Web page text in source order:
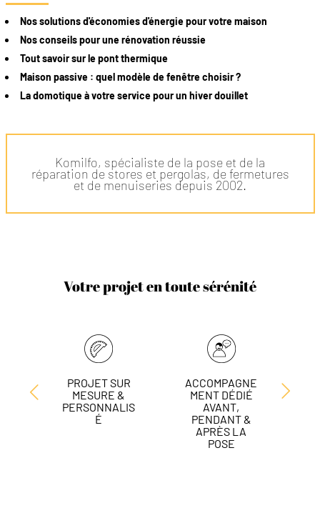
Nos solutions d'économies d'énergie pour votre maison
Nos conseils pour une rénovation réussie
Tout savoir sur le pont thermique
Maison passive : quel modèle de fenêtre choisir ?
La domotique à votre service pour un hiver douillet
Komilfo, spécialiste de la pose et de la
réparation de stores et pergolas, de fermetures
et de menuiseries depuis 2002.
Votre projet en toute sérénité
PROJET SUR
MESURE &
PERSONNALIS
É
ACCOMPAGNE
MENT DÉDIÉ
AVANT,
PENDANT &
APRÈS LA
POSE